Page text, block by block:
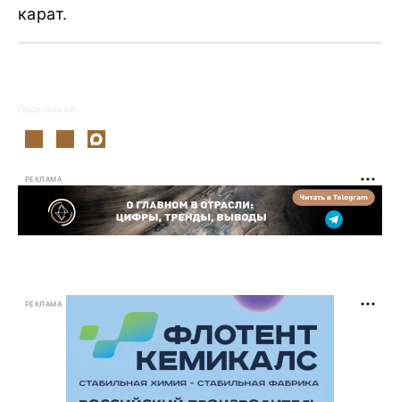
карат.
Поделиться:
РЕКЛАМА
РЕКЛАМА